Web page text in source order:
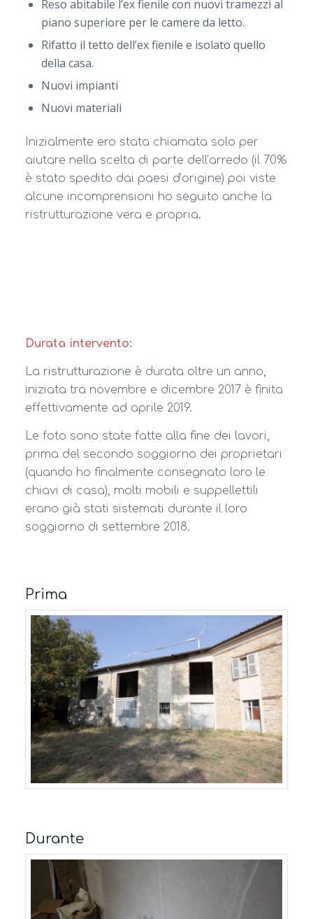
Reso abitabile l’ex fienile con nuovi tramezzi al
piano superiore per le camere da letto.
Rifatto il tetto dell’ex fienile e isolato quello
della casa.
Nuovi impianti
Nuovi materiali
Inizialmente ero stata chiamata solo per
aiutare nella scelta di parte dell’arredo (il 70%
è stato spedito dai paesi d’origine) poi viste
alcune incomprensioni ho seguito anche la
ristrutturazione vera e propria.
Durata intervento:
La ristrutturazione è durata oltre un anno,
iniziata tra novembre e dicembre 2017 è finita
effettivamente ad aprile 2019.
Le foto sono state fatte alla fine dei lavori,
prima del secondo soggiorno dei proprietari
(quando ho finalmente consegnato loro le
chiavi di casa), molti mobili e suppellettili
erano già stati sistemati durante il loro
soggiorno di settembre 2018.
Prima
Durante